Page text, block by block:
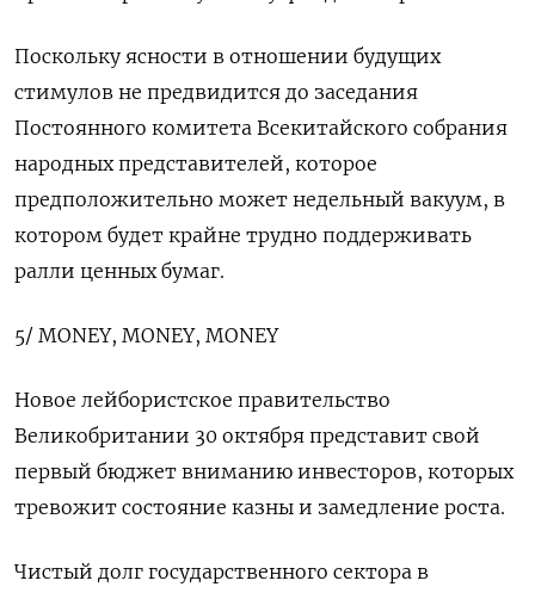
Поскольку ясности в отношении будущих
стимулов не предвидится до заседания
Постоянного комитета Всекитайского собрания
народных представителей, которое
предположительно может недельный вакуум, в
котором будет крайне трудно поддерживать
ралли ценных бумаг.
5/ MONEY, MONEY, MONEY
Новое лейбористское правительство
Великобритании 30 октября представит свой
первый бюджет вниманию инвесторов, которых
тревожит состояние казны и замедление роста.
Чистый долг государственного сектора в